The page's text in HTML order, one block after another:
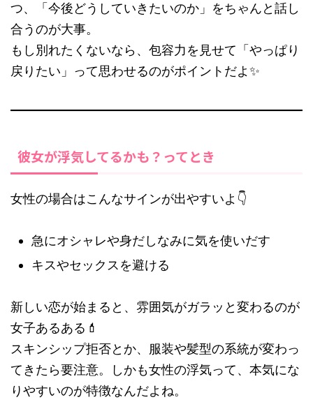
つ、「今後どうしていきたいのか」をちゃんと話し
合うのが大事。
もし別れたくないなら、包容力を見せて「やっぱり
戻りたい」って思わせるのがポイントだよ✨
彼女が浮気してるかも？ってとき
女性の場合はこんなサインが出やすいよ👇
急にオシャレや身だしなみに気を使いだす
キスやセックスを避ける
新しい恋が始まると、雰囲気がガラッと変わるのが
女子あるある💄
スキンシップ拒否とか、服装や髪型の系統が変わっ
てきたら要注意。しかも女性の浮気って、本気にな
りやすいのが特徴なんだよね。